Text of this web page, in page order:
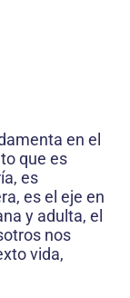
en el
que es
es
es el eje en
y adulta, el
nos
vida,